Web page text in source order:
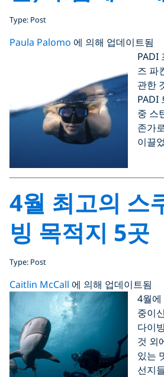
Type: Post
Paula Palomo 에 의해 업데이트됨
PADI
즈 파
관한
PADI
중 스
존가
이끌
4월 최고의 스
빙 목적지 5곳
Type: Post
Caitlin McCall 에 의해 업데이트됨
4월에
중이
다이
것 외
있는
선지